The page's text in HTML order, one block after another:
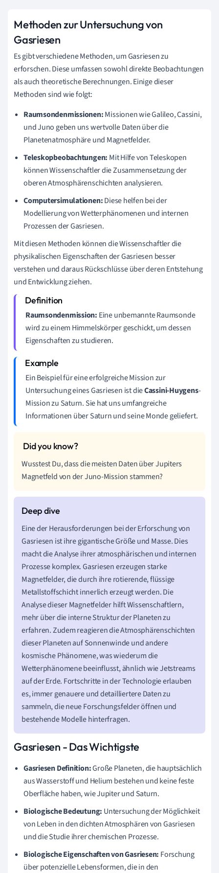
Methoden zur Untersuchung von
Gasriesen
Es gibt verschiedene Methoden, um Gasriesen zu
erforschen. Diese umfassen sowohl direkte Beobachtungen
als auch theoretische Berechnungen. Einige dieser
Methoden sind wie folgt:
Raumsondenmissionen:Missionen wie Galileo, Cassini,
und Juno geben uns wertvolle Daten über die
Planetenatmosphäre und Magnetfelder.
Teleskopbeobachtungen: Mit Hilfe von Teleskopen
können Wissenschaftler die Zusammensetzung der
oberen Atmosphärenschichten analysieren.
Computersimulationen:Diese helfen bei der
Modellierung von Wetterphänomenen und internen
Prozessen der Gasriesen.
Mit diesen Methoden können die Wissenschaftler die
physikalischen Eigenschaften der Gasriesen besser
verstehen und daraus Rückschlüsse über deren Entstehung
und Entwicklung ziehen.
Raumsondenmission: Eine unbemannte Raumsonde
wird zu einem Himmelskörper geschickt, um dessen
Eigenschaften zu studieren.
Ein Beispiel für eine erfolgreiche Mission zur
Untersuchung eines Gasriesen ist dieCassini-Huygens-
Mission zu Saturn. Sie hat uns umfangreiche
Informationen über Saturn und seine Monde geliefert.
Wusstest Du, dass die meisten Daten über Jupiters
Magnetfeld von der Juno-Mission stammen?
Eine der Herausforderungen bei der Erforschung von
Gasriesen ist ihre gigantische Größe und Masse. Dies
macht die Analyse ihrer atmosphärischen und internen
Prozesse komplex. Gasriesen erzeugen starke
Magnetfelder, die durch ihre rotierende, flüssige
Metallstoffschicht innerlich erzeugt werden. Die
Analyse dieser Magnetfelder hilft Wissenschaftlern,
mehr über die interne Struktur der Planeten zu
erfahren. Zudem reagieren die Atmosphärenschichten
dieser Planeten auf Sonnenwinde und andere
kosmische Phänomene, was wiederum die
Wetterphänomene beeinflusst, ähnlich wie Jetstreams
auf der Erde. Fortschritte in der Technologie erlauben
es, immer genauere und detailliertere Daten zu
sammeln, die neue Forschungsfelder öffnen und
bestehende Modelle hinterfragen.
Gasriesen - Das Wichtigste
Gasriesen Definition:Große Planeten, die hauptsächlich
aus Wasserstoff und Helium bestehen und keine feste
Oberfläche haben, wie Jupiter und Saturn.
Biologische Bedeutung: Untersuchung der Möglichkeit
von Leben in den dichten Atmosphären von Gasriesen
und die Studie ihrer chemischen Prozesse.
Biologische Eigenschaften von Gasriesen: Forschung
über potenzielle Lebensformen, die in den